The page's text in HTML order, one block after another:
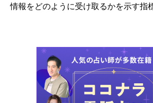
情報をどのように受け取るかを示す指